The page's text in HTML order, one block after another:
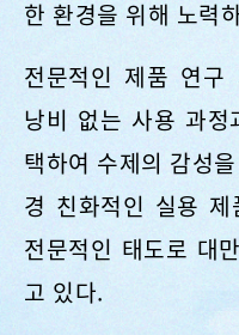
한 환경을 위해 노력
전문적인 제품 연구
낭비 없는 사용 과
택하여 수제의 감성
경 친화적인 실용
전문적인 태도로 대
고 있다.